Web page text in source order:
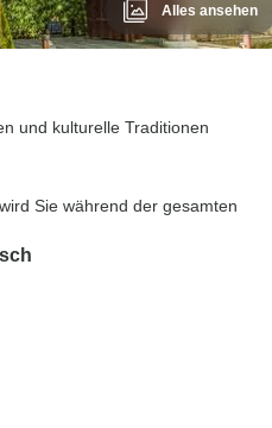
Alles ansehen
und kulturelle Traditionen
Sie während der gesamten